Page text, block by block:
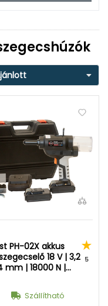
PH-02X akkus
18 V | 3,2
mm | 18000 N |
+ töltő |
5
Szállítható